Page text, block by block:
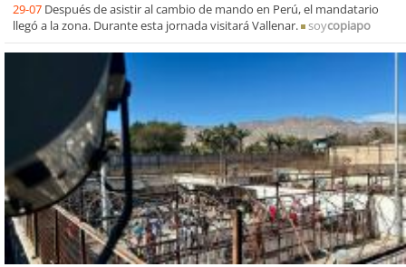
29-07 Después de asistir al cambio de mando en Perú, el mandatario
llegó a la zona. Durante esta jornada visitará Vallenar.
soycopiapo